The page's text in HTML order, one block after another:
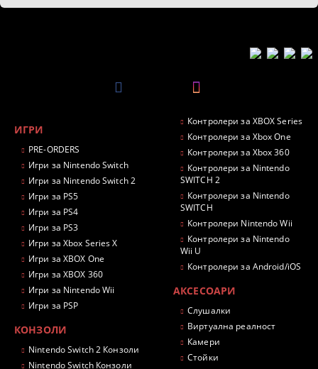
ИГРИ
PRE-ORDERS
Игри за Nintendo Switch
Игри за Nintendo Switch 2
Игри за PS5
Игри за PS4
Игри за PS3
Игри за Xbox Series X
Игри за XBOX One
Игри за XBOX 360
Игри за Nintendo Wii
Игри за PSP
КОНЗОЛИ
Nintendo Switch 2 Конзоли
Nintendo Switch Конзоли
Контролери за XBOX Series
Контролери за Xbox One
Контролери за Xbox 360
Контролери за Nintendo
SWITCH 2
Контролери за Nintendo
SWITCH
Контролери Nintendo Wii
Контролери за Nintendo
Wii U
Контролери за Android/iOS
АКСЕСОАРИ
Слушалки
Виртуална реалност
Камери
Стойки